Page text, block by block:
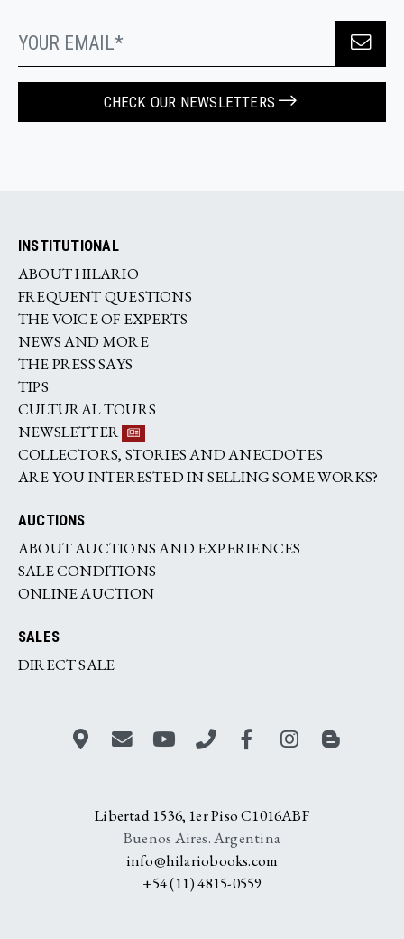
CHECK OUR NEWSLETTERS
INSTITUTIONAL
ABOUT HILARIO
FREQUENT QUESTIONS
THE VOICE OF EXPERTS
NEWS AND MORE
THE PRESS SAYS
TIPS
CULTURAL TOURS
NEWSLETTER
COLLECTORS, STORIES AND ANECDOTES
ARE YOU INTERESTED IN SELLING SOME WORKS?
AUCTIONS
ABOUT AUCTIONS AND EXPERIENCES
SALE CONDITIONS
ONLINE AUCTION
SALES
DIRECT SALE
Libertad 1536, 1er Piso C1016ABF
Buenos Aires. Argentina
info@hilariobooks.com
+54 (11) 4815-0559